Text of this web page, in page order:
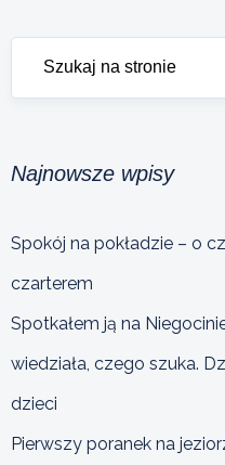
Najnowsze wpisy
Spokój na pokładzie – o
czarterem
Spotkałem ją na
wiedziała, czego szuka.
dzieci
Pierwszy poranek na